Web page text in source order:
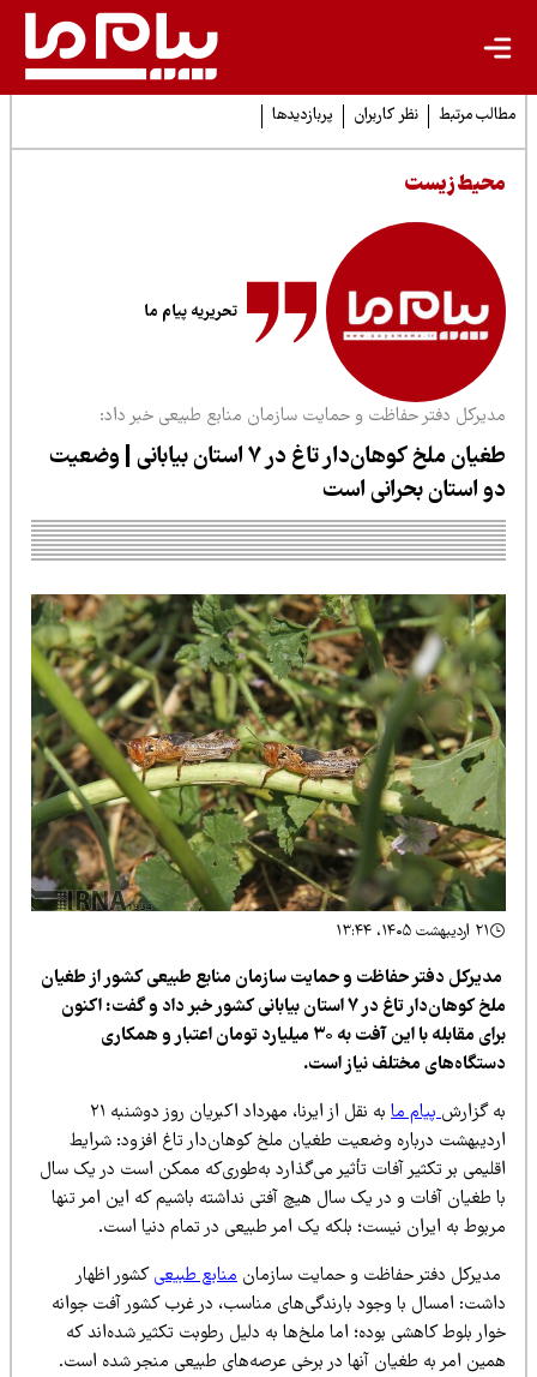
مرتبط نظر کاربران پربازدیدها
زیست
تحریریه پیام ما
دفتر حفاظت و حمایت سازمان منابع طبیعی خبر داد:
طغیان ملخ کوهان‌دار تاغ در ۷ استان بیابانی | وضعیت
استان بحرانی است
دفتر حفاظت و حمایت سازمان منابع طبیعی کشور از طغیان
ملخ کوهان‌دار تاغ در ۷ استان بیابانی کشور خبر داد و گفت: اکنون
برای مقابله با این آفت به ۳۰ میلیارد تومان اعتبار و همکاری
مختلف نیاز است.
گزارشپیام ما
به نقل از ایرنا، مهرداد اکبریان روز دوشنبه ۲۱
درباره وضعیت طغیان ملخ کوهان‌دار تاغ افزود: شرایط
بر تکثیر آفات تأثیر می‌گذارد به‌طوری‌که ممکن است در یک سال
طغیان آفات و در یک سال هیچ آفتی نداشته باشیم که این امر تنها
به ایران نیست؛ بلکه یک امر طبیعی در تمام دنیا است.
دفتر حفاظت و حمایت سازمانمنابع طبیعیکشور اظهار
امسال با وجود بارندگی‌های مناسب، در غرب کشور آفت جوانه
بلوط کاهشی بوده؛ اما ملخ‌ها به دلیل رطوبت تکثیر شده‌اند که
امر به طغیان آنها در برخی عرصه‌های طبیعی منجر شده است.